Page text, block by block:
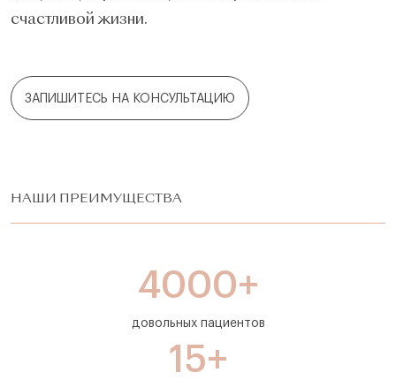
счастливой жизни.
ЗАПИШИТЕСЬ НА КОНСУЛЬТАЦИЮ
НАШИ ПРЕИМУЩЕСТВА
4000+
довольных пациентов
15+